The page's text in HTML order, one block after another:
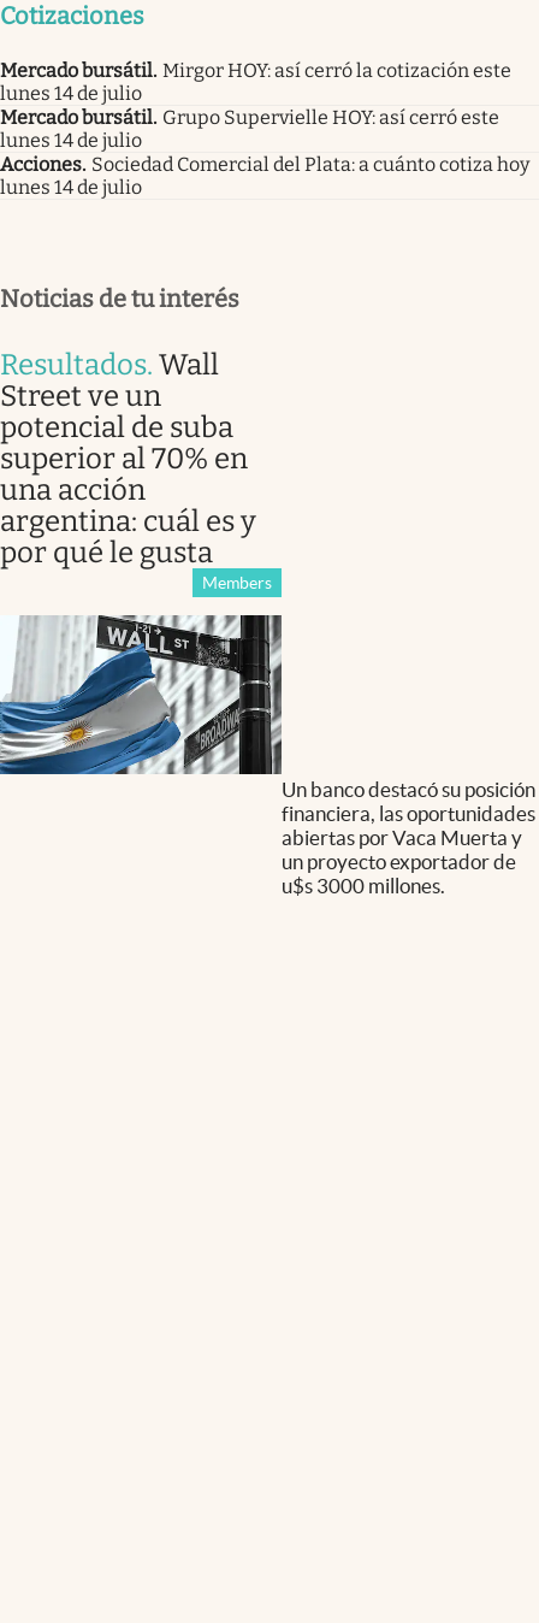
Cotizaciones
Mercado bursátil. Mirgor HOY: así cerró la cotización este
lunes 14 de julio
Mercado bursátil. Grupo Supervielle HOY: así cerró este
lunes 14 de julio
Acciones. Sociedad Comercial del Plata: a cuánto cotiza hoy
lunes 14 de julio
Noticias de tu interés
Resultados. Wall
Street ve un
potencial de suba
superior al 70% en
una acción
argentina: cuál es y
por qué le gusta
Members
Un banco destacó su posición
financiera, las oportunidades
abiertas por Vaca Muerta y
un proyecto exportador de
u$s 3000 millones.